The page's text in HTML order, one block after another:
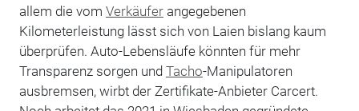
allem die vom Verkäuferangegebenen
Kilometerleistung lässt sich von Laien bislang kaum
überprüfen. Auto-Lebensläufe könnten für mehr
Transparenz sorgen und Tacho-Manipulatoren
ausbremsen, wirbt der Zertifikate-Anbieter Carcert.